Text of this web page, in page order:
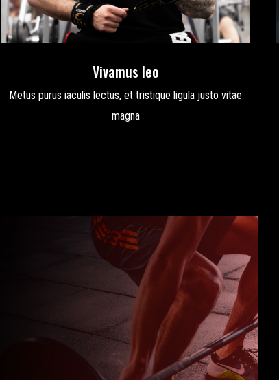
Vivamus leo
Metus purus iaculis lectus, et tristique ligula justo vitae
magna